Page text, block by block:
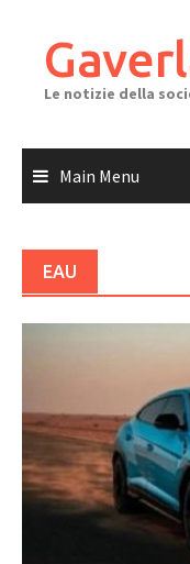
content
Le notizie della
Main Menu
EAU